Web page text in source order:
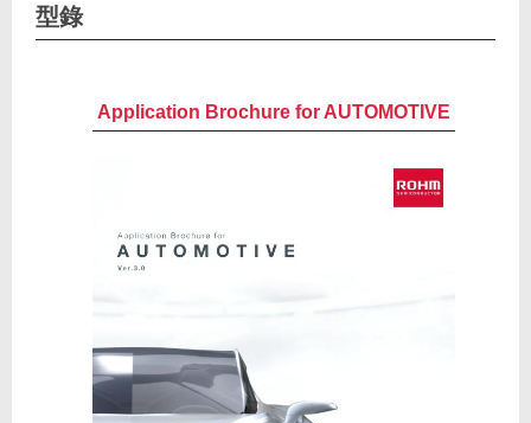
型錄
Application Brochure for AUTOMOTIVE